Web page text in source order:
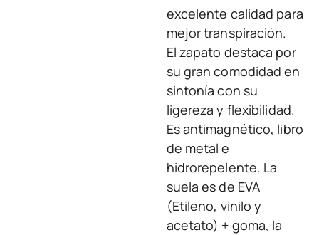
excelente calidad para
mejor transpiración.
El zapato destaca por
su gran comodidad en
sintonía con su
ligereza y flexibilidad.
Es antimagnético, libro
de metal e
hidrorepelente. La
suela es de EVA
(Etileno, vinilo y
acetato) + goma, la